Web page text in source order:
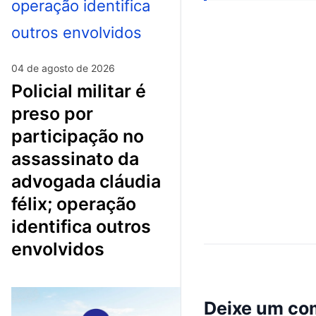
04 de agosto de 2026
policial militar é
preso por
participação no
assassinato da
advogada cláudia
félix; operação
identifica outros
envolvidos
Deixe um